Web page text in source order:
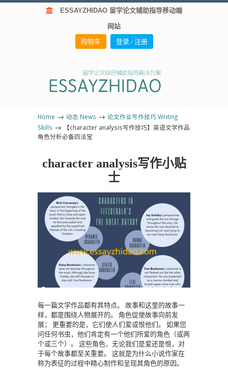
ESSAYZHIDAO 留学论文辅助指导移动端
网站
购物车 登录 / 注册
Home → 动态 News → 论文作业写作技巧 Writing
Skills →
【character analysis写作技巧】英语文学作品
角色分析必备四法宝
character analysis写作小贴
士
每一篇文学作品都有其特点。
故事和这里的故事一
样，都是围绕人物展开的。
角色促使故事向前发
展；
更重要的是，它们使人们爱或恨他们。
如果您
问任何书虫，他们肯定有一个他们所爱的角色（或两
个或三个）。
这些角色，无论我们是爱还是恨，对
于每个故事都至关重要。
这就是为什么小说作家在
称为表征的过程中精心制作和呈现其角色的原因。